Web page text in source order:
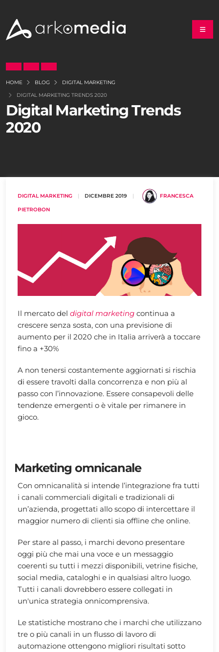
HOME BLOG
DIGITAL MARKETING
DIGITAL MARKETING TRENDS 2020
Digital Marketing Trends
2020
DIGITAL MARKETING | DICEMBRE 2019 | FRANCESCA
PIETROBON
Il mercato del digital marketing continua a
crescere senza sosta, con una previsione di
aumento per il 2020 che in Italia arriverà a toccare
fino a +30%
A non tenersi costantemente aggiornati si rischia
di essere travolti dalla concorrenza e non più al
passo con l’innovazione. Essere consapevoli delle
tendenze emergenti o è vitale per rimanere in
gioco.
Marketing omnicanale
Con omnicanalità si intende l’integrazione fra tutti
i canali commerciali digitali e tradizionali di
un’azienda, progettati allo scopo di intercettare il
maggior numero di clienti sia offline che online.
Per stare al passo, i marchi devono presentare
oggi più che mai una voce e un messaggio
coerenti su tutti i mezzi disponibili, vetrine fisiche,
social media, cataloghi e in qualsiasi altro luogo.
Tutti i canali dovrebbero essere collegati in
un'unica strategia onnicomprensiva.
Le statistiche mostrano che i marchi che utilizzano
tre o più canali in un flusso di lavoro di
automazione ottengono migliori risultati sotto